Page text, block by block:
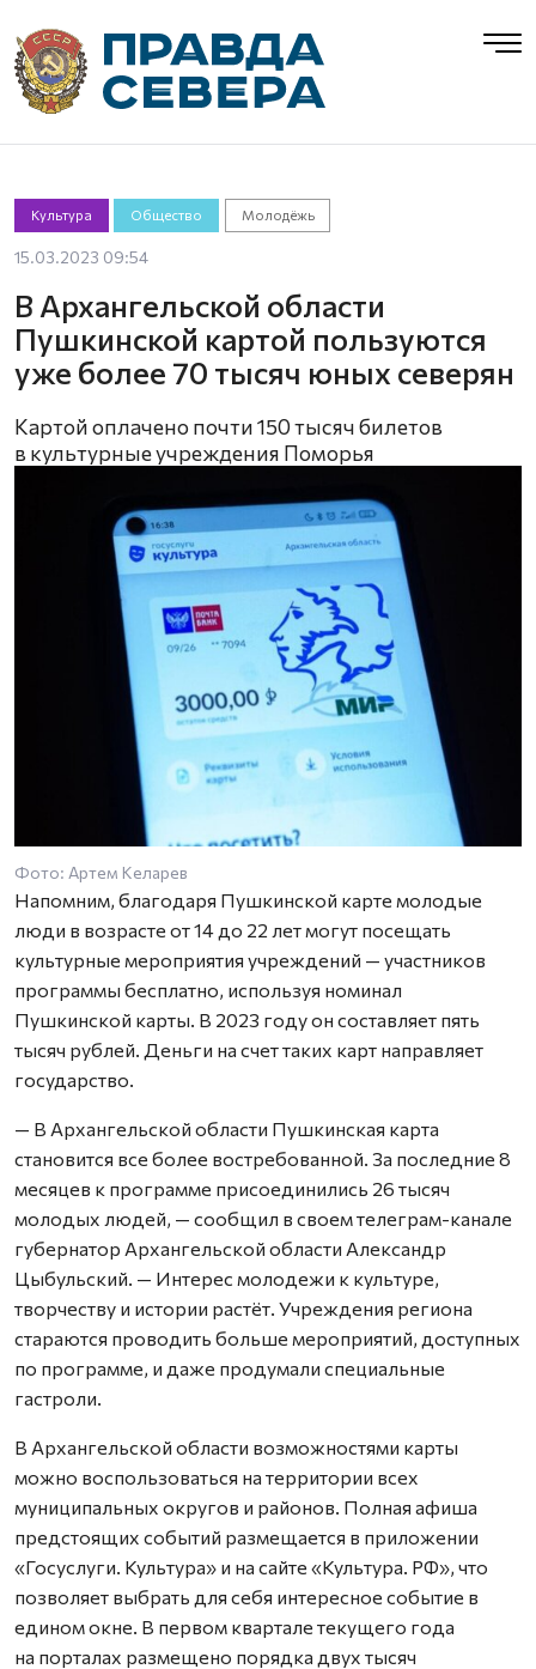
Культура Общество Молодёжь
15.03.2023 09:54
В Архангельской области
Пушкинской картой пользуются
уже более 70 тысяч юных северян
Картой оплачено почти 150 тысяч билетов
в культурные учреждения Поморья
Фото: Артем Келарев
Напомним, благодаря Пушкинской карте молодые
люди в возрасте от 14 до 22 лет могут посещать
культурные мероприятия учреждений — участников
программы бесплатно, используя номинал
Пушкинской карты. В 2023 году он составляет пять
тысяч рублей. Деньги на счет таких карт направляет
государство.
— В Архангельской области Пушкинская карта
становится все более востребованной. За последние 8
месяцев к программе присоединились 26 тысяч
молодых людей, — сообщил в своем телеграм-канале
губернатор Архангельской области Александр
Цыбульский. — Интерес молодежи к культуре,
творчеству и истории растёт. Учреждения региона
стараются проводить больше мероприятий, доступных
по программе, и даже продумали специальные
гастроли.
В Архангельской области возможностями карты
можно воспользоваться на территории всех
муниципальных округов и районов. Полная афиша
предстоящих событий размещается в приложении
«Госуслуги. Культура» и на сайте «Культура. РФ», что
позволяет выбрать для себя интересное событие в
едином окне. В первом квартале текущего года
на порталах размещено порядка двух тысяч